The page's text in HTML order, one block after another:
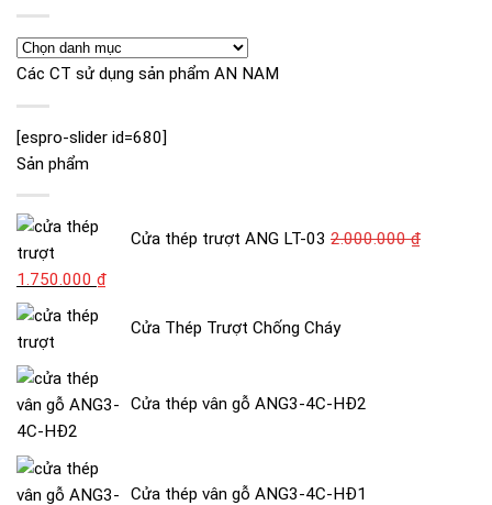
Các CT sử dụng sản phẩm AN NAM
[espro-slider id=680]
Sản phẩm
Cửa thép trượt ANG LT-03 2.000.000₫
Giá
gốc
1.750.000 ₫Giá
Cửa Thép Trượt Chống Cháy
Cửa thép vân gỗ ANG3-4C-HĐ2
Cửa thép vân gỗ ANG3-4C-HĐ1